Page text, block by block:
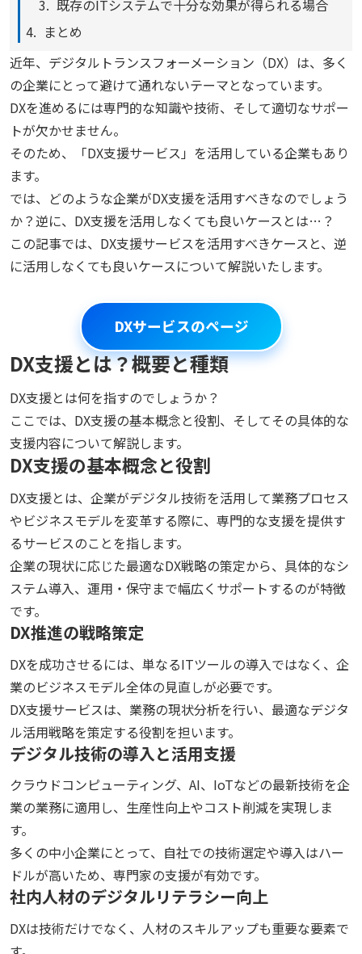
既存のITシステムで十分な効果が得られる場合
まとめ
近年、デジタルトランスフォーメーション（DX）は、多く
の企業にとって避けて通れないテーマとなっています。
DXを進めるには専門的な知識や技術、そして適切なサポー
トが欠かせません。
そのため、「DX支援サービス」を活用している企業もあり
ます。
では、どのような企業がDX支援を活用すべきなのでしょう
か？逆に、DX支援を活用しなくても良いケースとは…？
この記事では、DX支援サービスを活用すべきケースと、逆
に活用しなくても良いケースについて解説いたします。
DXサービスのページ
DX支援とは？概要と種類
DX支援とは何を指すのでしょうか？
ここでは、DX支援の基本概念と役割、そしてその具体的な
支援内容について解説します。
DX支援の基本概念と役割
DX支援とは、企業がデジタル技術を活用して業務プロセス
やビジネスモデルを変革する際に、専門的な支援を提供す
るサービスのことを指します。
企業の現状に応じた最適なDX戦略の策定から、具体的なシ
ステム導入、運用・保守まで幅広くサポートするのが特徴
です。
DX推進の戦略策定
DXを成功させるには、単なるITツールの導入ではなく、企
業のビジネスモデル全体の見直しが必要です。
DX支援サービスは、業務の現状分析を行い、最適なデジタ
ル活用戦略を策定する役割を担います。
デジタル技術の導入と活用支援
クラウドコンピューティング、AI、IoTなどの最新技術を企
業の業務に適用し、生産性向上やコスト削減を実現しま
す。
多くの中小企業にとって、自社での技術選定や導入はハー
ドルが高いため、専門家の支援が有効です。
社内人材のデジタルリテラシー向上
DXは技術だけでなく、人材のスキルアップも重要な要素で